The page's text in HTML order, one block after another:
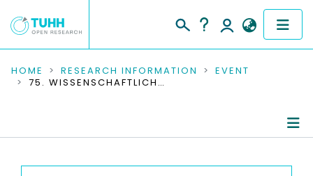
COMMUNITIES & COLLECTIONS
RESEARCH DATA
PEOPLE
HOME RESEARCH INFORMATION
EVENT
75. WISSENSCHAFTLICHE JAHRESTAGUNG DES VERBANDS DER HOCHSCHULLEHRER FÜR BETRIEBSWIRTSCHAFT E.V. 2013